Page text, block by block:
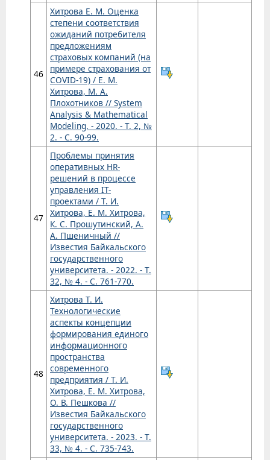
46
Хитрова Е. М. Оценка
степени соответствия
ожиданий потребителя
предложениям
страховых компаний (на
примере страхования от
COVID-19) / Е. М.
Хитрова, М. А.
Плохотников // System
Analysis & Mathematical
Modeling. - 2020. - Т. 2, №
2. - С. 90-99.
47
Проблемы принятия
оперативных HR-
решений в процессе
управления IT-
проектами / Т. И.
Хитрова, Е. М. Хитрова,
К. С. Прошутинский, А.
А. Пшеничный //
Известия Байкальского
государственного
университета. - 2022. - Т.
32, № 4. - С. 761-770.
48
Хитрова Т. И.
Технологические
аспекты концепции
формирования единого
информационного
пространства
современного
предприятия / Т. И.
Хитрова, Е. М. Хитрова,
О. В. Пешкова //
Известия Байкальского
государственного
университета. - 2023. - Т.
33, № 4. - С. 735-743.